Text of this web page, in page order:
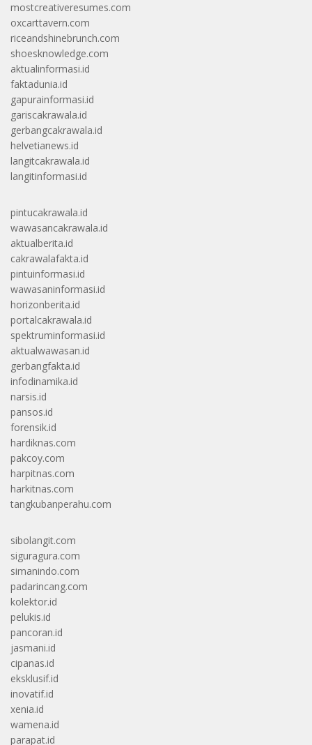
mostcreativeresumes.com
oxcarttavern.com
riceandshinebrunch.com
shoesknowledge.com
aktualinformasi.id
faktadunia.id
gapurainformasi.id
gariscakrawala.id
gerbangcakrawala.id
helvetianews.id
langitcakrawala.id
langitinformasi.id
pintucakrawala.id
wawasancakrawala.id
aktualberita.id
cakrawalafakta.id
pintuinformasi.id
wawasaninformasi.id
horizonberita.id
portalcakrawala.id
spektruminformasi.id
aktualwawasan.id
gerbangfakta.id
infodinamika.id
narsis.id
pansos.id
forensik.id
hardiknas.com
pakcoy.com
harpitnas.com
harkitnas.com
tangkubanperahu.com
sibolangit.com
siguragura.com
simanindo.com
padarincang.com
kolektor.id
pelukis.id
pancoran.id
jasmani.id
cipanas.id
eksklusif.id
inovatif.id
xenia.id
wamena.id
parapat.id